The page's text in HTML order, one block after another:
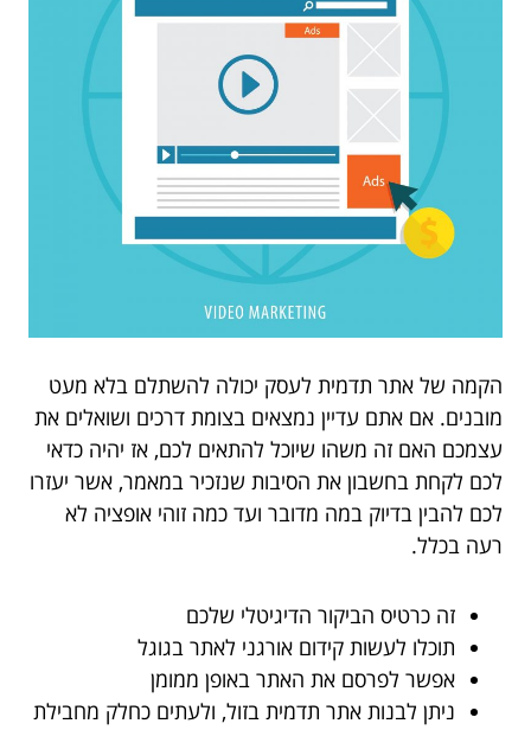
הקמה של אתר תדמית לעסק יכולה להשתלם בלא מעט
מובנים. אם אתם עדיין נמצאים בצומת דרכים ושואלים את
עצמכם האם זה משהו שיוכל להתאים לכם, אז יהיה כדאי
לכם לקחת בחשבון את הסיבות שנזכיר במאמר, אשר יעזרו
לכם להבין בדיוק במה מדובר ועד כמה זוהי אופציה לא
רעה בכלל.
זה כרטיס הביקור הדיגיטלי שלכם
תוכלו לעשות קידום אורגני לאתר בגוגל
אפשר לפרסם את האתר באופן ממומן
ניתן לבנות אתר תדמית בזול, ולעתים כחלק מחבילת